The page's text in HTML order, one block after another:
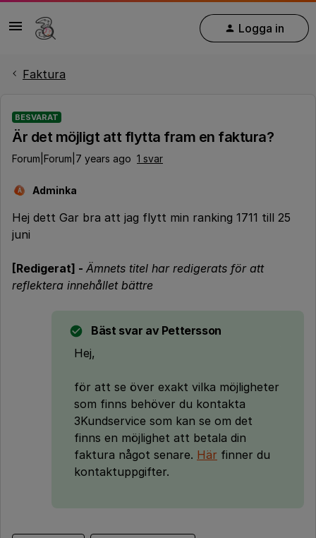
Logga in
Faktura
BESVARAT
Är det möjligt att flytta fram en faktura?
Forum|Forum|7 years ago 1 svar
A Adminka
Hej dett Gar bra att jag flytt min ranking 1711 till 25
juni
[Redigerat] - Ämnets titel har redigerats för att
reflektera innehållet bättre
Bäst svar av Pettersson
Hej,
för att se över exakt vilka möjligheter
som finns behöver du kontakta
3Kundservice som kan se om det
finns en möjlighet att betala din
faktura något senare. Här finner du
kontaktuppgifter.